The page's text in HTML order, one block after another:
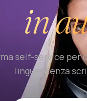
in
self-service per
lingue. Senza